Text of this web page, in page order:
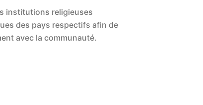
institutions religieuses
des pays respectifs afin de
avec la communauté.